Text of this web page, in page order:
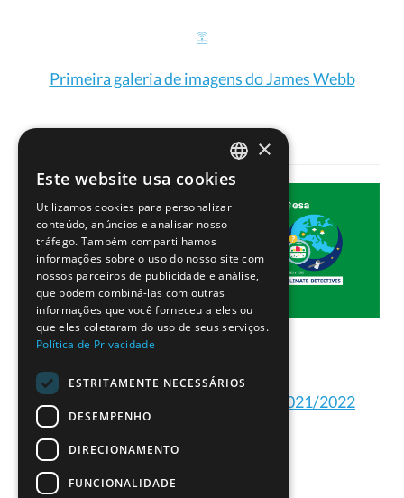
Primeira galeria de imagens do James Webb
Projetos dos Detetives do Clima 2021/2022
PORTUGUESE
ENGLISH
×
Este website usa cookies
Utilizamos cookies para personalizar
conteúdo, anúncios e analisar nosso
tráfego. Também compartilhamos
informações sobre o uso do nosso site com
nossos parceiros de publicidade e análise,
que podem combiná-las com outras
informações que você forneceu a eles ou
que eles coletaram do uso de seus serviços.
Política de Privacidade
ESTRITAMENTE NECESSÁRIOS
DESEMPENHO
DIRECIONAMENTO
FUNCIONALIDADE